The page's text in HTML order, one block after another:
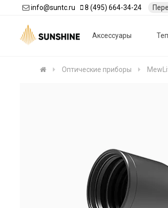
Аксессуары
info@suntc.ru 8 (495) 664-34-24
Оптические приборы